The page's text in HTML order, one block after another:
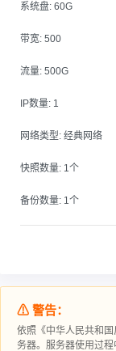
系统盘: 60G
带宽: 500
流量: 500G
IP数量: 1
网络类型: 经典网络
快照数量: 1个
备份数量: 1个
⚠ 警告：
依照《中华人民共和
务器。服务器使用过程中请‮成养‬良好的备‮习份‬惯，定时对数据